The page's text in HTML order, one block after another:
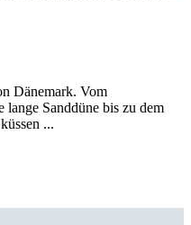
Dänemark. Vom
lange Sanddüne bis zu dem
...